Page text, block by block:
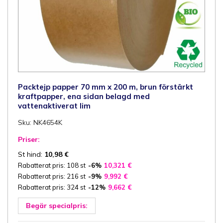
Packtejp papper 70 mm x 200 m, brun förstärkt
kraftpapper, ena sidan belagd med
vattenaktiverat lim
Sku: NK4654K
Priser:
St hind: 10,98 €
Rabatterat pris: 108 st -6% 10,321 €
Rabatterat pris: 216 st -9% 9,992 €
Rabatterat pris: 324 st -12% 9,662 €
Begär specialpris: